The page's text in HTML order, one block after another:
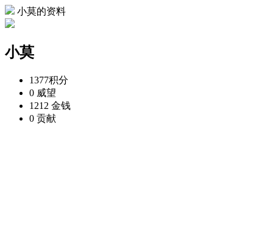
小莫的资料
小莫
1377积分
0 威望
1212 金钱
0 贡献